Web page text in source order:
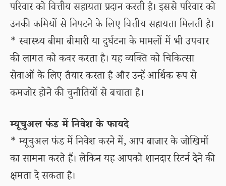
परिवार को वित्तीय सहायता प्रदान करती है। इससे परिवार को
उनकी कमियों से निपटने के लिए वित्तीय सहायता मिलती है।
* स्वास्थ्य बीमा बीमारी या दुर्घटना के मामलों में भी उपचार
की लागत को कवर करता है। यह व्यक्ति को चिकित्सा
सेवाओं के लिए तैयार करता है और उन्हें आर्थिक रूप से
कमजोर होने की चुनौतियों से बचाता है।
म्यूचुअल फंड में निवेश के फायदे
* म्यूचुअल फंड में निवेश करने में, आप बाजार के जोखिमों
का सामना करते हैं। लेकिन यह आपको शानदार रिटर्न देने की
क्षमता दे सकता है।